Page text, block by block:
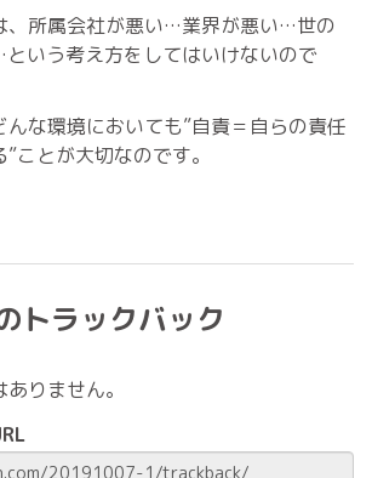
、所属会社が悪い…業界が悪い…世の
いう考え方をしてはいけないので
んな環境においても”自責＝自らの責任
ことが大切なのです。
トラックバック
りません。